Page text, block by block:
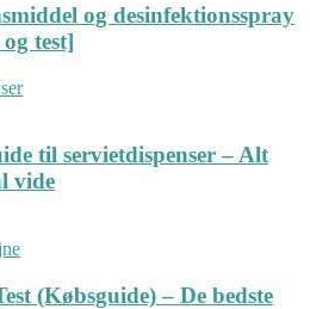
og desinfektionsspray
test]
til servietdispenser – Alt
vide
(Købsguide) – De bedste